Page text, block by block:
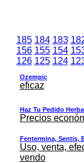
185 184 183
156 155 154
126 125 124
Ozempic
eficaz
Haz Tu Pedido
Precios
Fentermina, Sentis,
Uso, venta,
vendo